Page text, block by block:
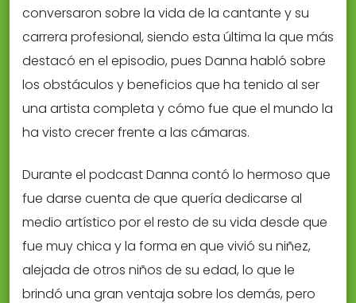
conversaron sobre la vida de la cantante y su
carrera profesional, siendo esta última la que más
destacó en el episodio, pues Danna habló sobre
los obstáculos y beneficios que ha tenido al ser
una artista completa y cómo fue que el mundo la
ha visto crecer frente a las cámaras.
Durante el podcast Danna contó lo hermoso que
fue darse cuenta de que quería dedicarse al
medio artístico por el resto de su vida desde que
fue muy chica y la forma en que vivió su niñez,
alejada de otros niños de su edad, lo que le
brindó una gran ventaja sobre los demás, pero